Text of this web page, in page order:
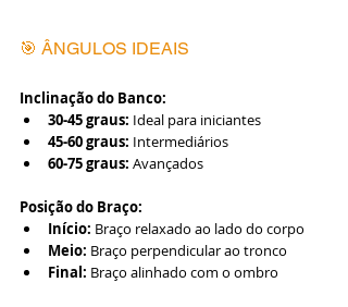
🎯 ÂNGULOS IDEAIS
Inclinação do Banco:
30-45 graus: Ideal para iniciantes
45-60 graus: Intermediários
60-75 graus: Avançados
Posição do Braço:
Início: Braço relaxado ao lado do corpo
Meio: Braço perpendicular ao tronco
Final: Braço alinhado com o ombro